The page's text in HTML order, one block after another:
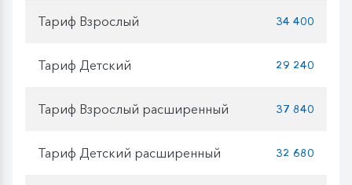
Тариф Взрослый 34 400
Тариф Детский 29 240
Тариф Взрослый расширенный 37 840
Тариф Детский расширенный 32 680